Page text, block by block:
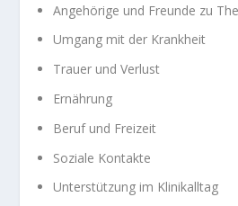
Angehörige und Freunde zu
Umgang mit der Krankheit
Trauer und Verlust
Ernährung
Beruf und Freizeit
Soziale Kontakte
Unterstützung im Klinikalltag